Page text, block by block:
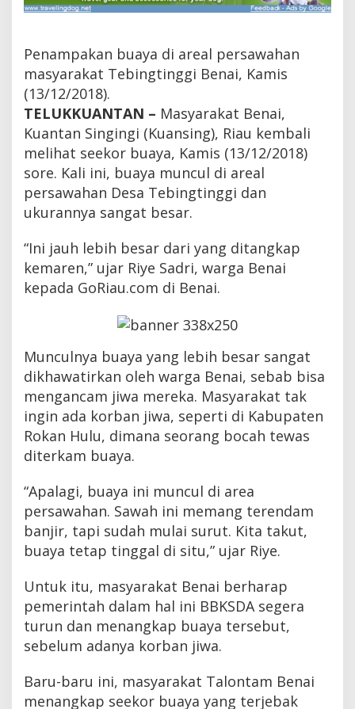
u
u
d
B
e
n
a
i
K
u
a
n
n
g
a
I
n
i
U
k
u
n
y
a
L
e
h
B
e
s
a
Penampakan buaya di areal persawahan
masyarakat Tebingtinggi Benai, Kamis
(13/12/2018).
TELUKKUANTAN – Masyarakat Benai,
Kuantan Singingi (Kuansing), Riau kembali
melihat seekor buaya, Kamis (13/12/2018)
sore. Kali ini, buaya muncul di areal
persawahan Desa Tebingtinggi dan
ukurannya sangat besar.
“Ini jauh lebih besar dari yang ditangkap
kemaren,” ujar Riye Sadri, warga Benai
kepada GoRiau.com di Benai.
Munculnya buaya yang lebih besar sangat
dikhawatirkan oleh warga Benai, sebab bisa
mengancam jiwa mereka. Masyarakat tak
ingin ada korban jiwa, seperti di Kabupaten
Rokan Hulu, dimana seorang bocah tewas
diterkam buaya.
“Apalagi, buaya ini muncul di area
persawahan. Sawah ini memang terendam
banjir, tapi sudah mulai surut. Kita takut,
buaya tetap tinggal di situ,” ujar Riye.
Untuk itu, masyarakat Benai berharap
pemerintah dalam hal ini BBKSDA segera
turun dan menangkap buaya tersebut,
sebelum adanya korban jiwa.
Baru-baru ini, masyarakat Talontam Benai
menangkap seekor buaya yang terjebak